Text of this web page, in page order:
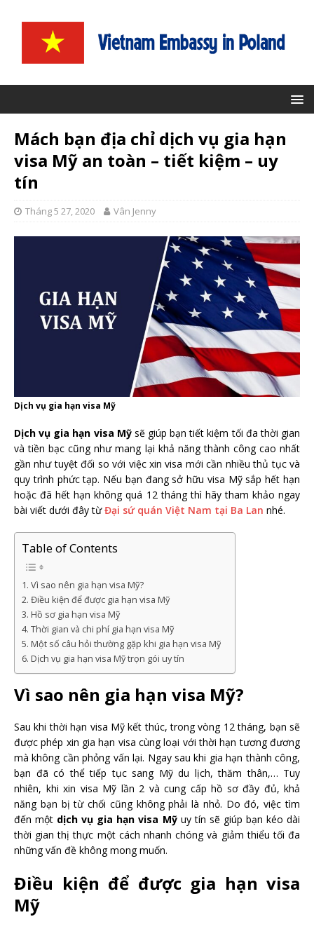
Mách bạn địa chỉ dịch vụ gia hạn
visa Mỹ an toàn – tiết kiệm – uy
tín
Tháng 5 27, 2020 Vân Jenny
Dịch vụ gia hạn visa Mỹ
Dịch vụ gia hạn visa Mỹ sẽ giúp bạn tiết kiệm tối đa thời gian
và tiền bạc cũng như mang lại khả năng thành công cao nhất
gần như tuyệt đối so với việc xin visa mới cần nhiều thủ tục và
quy trình phức tạp. Nếu bạn đang sở hữu visa Mỹ sắp hết hạn
hoặc đã hết hạn không quá 12 tháng thì hãy tham khảo ngay
bài viết dưới đây từĐại sứ quán Việt Nam tại Ba Lan nhé.
Table of Contents
Vì sao nên gia hạn visa Mỹ?
Điều kiện để được gia hạn visa Mỹ
Hồ sơ gia hạn visa Mỹ
Thời gian và chi phí gia hạn visa Mỹ
Một số câu hỏi thường gặp khi gia hạn visa Mỹ
Dịch vụ gia hạn visa Mỹ trọn gói uy tín
Vì sao nên gia hạn visa Mỹ?
Sau khi thời hạn visa Mỹ kết thúc, trong vòng 12 tháng, bạn sẽ
được phép xin gia hạn visa cùng loại với thời hạn tương đương
mà không cần phỏng vấn lại. Ngay sau khi gia hạn thành công,
bạn đã có thể tiếp tục sang Mỹ du lịch, thăm thân,… Tuy
nhiên, khi xin visa Mỹ lần 2 và cung cấp hồ sơ đầy đủ, khả
năng bạn bị từ chối cũng không phải là nhỏ. Do đó, việc tìm
đến một dịch vụ gia hạn visa Mỹ uy tín sẽ giúp bạn kéo dài
thời gian thị thực một cách nhanh chóng và giảm thiểu tối đa
những vấn đề không mong muốn.
Điều kiện để được gia hạn visa
Mỹ